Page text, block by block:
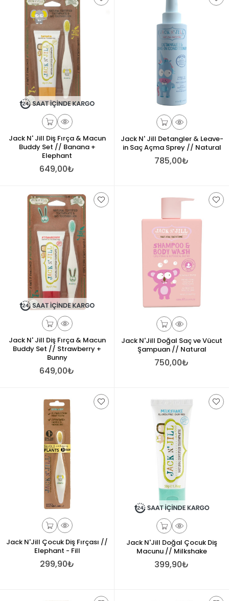
Jack N' Jill Diş Fırça & Macun
Buddy Set // Banana +
Elephant
649,00₺
Jack N' Jill Detangler & Leave-
in Saç Açma Sprey // Natural
785,00₺
Jack N' Jill Diş Fırça & Macun
Buddy Set // Strawberry +
Bunny
649,00₺
Jack N'Jill Doğal Saç ve Vücut
Şampuan // Natural
750,00₺
Jack N'Jill Çocuk Diş Fırçası //
Elephant - Fill
299,90₺
Jack N'Jill Doğal Çocuk Diş
Macunu // Milkshake
399,90₺